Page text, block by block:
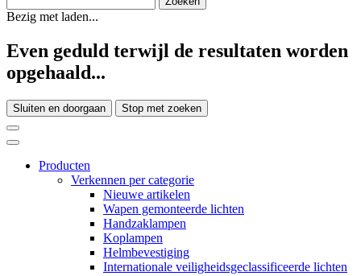
Bezig met laden...
Even geduld terwijl de resultaten worden
opgehaald...
Sluiten en doorgaan Stop met zoeken
Producten
Verkennen per categorie
Nieuwe artikelen
Wapen gemonteerde lichten
Handzaklampen
Koplampen
Helmbevestiging
Internationale veiligheidsgeclassificeerde lichten